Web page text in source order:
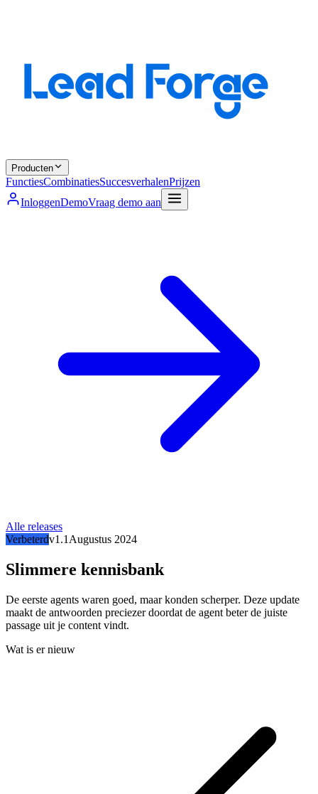
Producten
FunctiesCombinatiesSuccesverhalenPrijzen
InloggenDemoVraag demo aan
Alle releases
Verbeterdv1.1 Augustus 2024
Slimmere kennisbank
De eerste agents waren goed, maar konden scherper. Deze update
maakt de antwoorden preciezer doordat de agent beter de juiste
passage uit je content vindt.
Wat is er nieuw